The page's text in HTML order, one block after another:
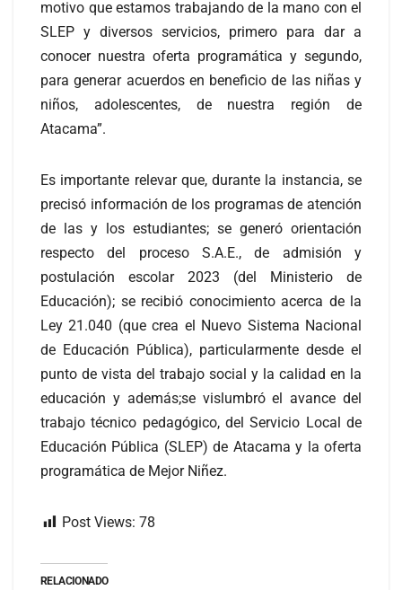
motivo que estamos trabajando de la mano con el
SLEP y diversos servicios, primero para dar a
conocer nuestra oferta programática y segundo,
para generar acuerdos en beneficio de las niñas y
niños, adolescentes, de nuestra región de
Atacama”.
Es importante relevar que, durante la instancia, se
precisó información de los programas de atención
de las y los estudiantes; se generó orientación
respecto del proceso S.A.E., de admisión y
postulación escolar 2023 (del Ministerio de
Educación); se recibió conocimiento acerca de la
Ley 21.040 (que crea el Nuevo Sistema Nacional
de Educación Pública), particularmente desde el
punto de vista del trabajo social y la calidad en la
educación y además;se vislumbró el avance del
trabajo técnico pedagógico, del Servicio Local de
Educación Pública (SLEP) de Atacama y la oferta
programática de Mejor Niñez.
Post Views: 78
RELACIONADO